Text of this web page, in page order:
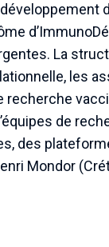
La
les
de
des
Mondor